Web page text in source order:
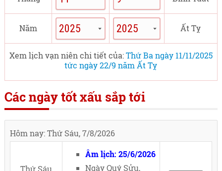
Năm Ất Tỵ
Xem lịch vạn niên chi tiết của:Thứ Ba ngày 11/11/2025
tức ngày 22/9 năm Ất Tỵ
Các ngày tốt xấu sắp tới
Hôm nay: Thứ Sáu, 7/8/2026
Thứ Sáu
Âm lịch: 25/6/2026
Ngày Quý Sửu,